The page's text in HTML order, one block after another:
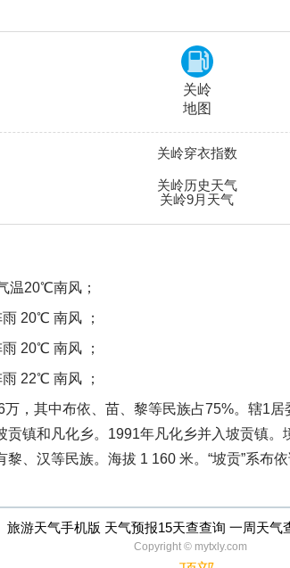
关岭
地图
关岭穿衣指数
关岭历史天气
关岭9月天气
温20℃南风；
20℃ 南风 ；
20℃ 南风 ；
22℃ 南风 ；
，其中布依、苗、黎等民族占75%。辖1
镇和凡化乡。1991年凡化乡并入坡贡镇
、汉等民族。海拔 1 160 米。“坡贡”系
旅游天气手机版 天气预报15天查查询 一周天气
Copyright © mytxly.com